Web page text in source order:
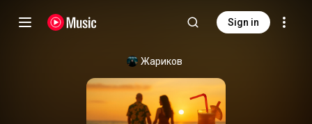
Sign in
Жариков